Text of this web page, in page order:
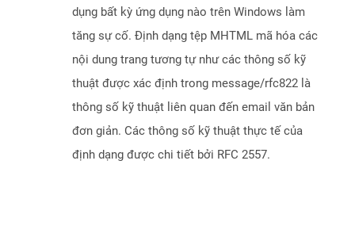
dụng bất kỳ ứng dụng nào trên Windows làm
tăng sự cố. Định dạng tệp MHTML mã hóa các
nội dung trang tương tự như các thông số kỹ
thuật được xác định trong message/rfc822 là
thông số kỹ thuật liên quan đến email văn bản
đơn giản. Các thông số kỹ thuật thực tế của
định dạng được chi tiết bởi RFC 2557.